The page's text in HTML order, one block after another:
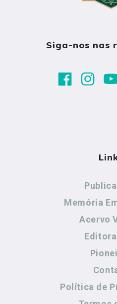
Siga-nos nas
Memória
Acervo
Política de